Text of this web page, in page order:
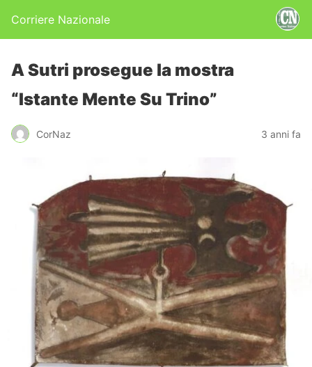
Corriere Nazionale
A Sutri prosegue la mostra
“Istante Mente Su Trino”
CorNaz 3 anni fa